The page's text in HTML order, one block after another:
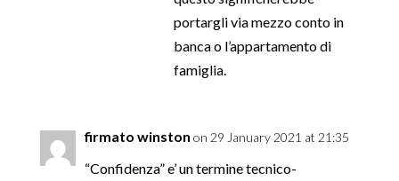
portargli via mezzo conto in
banca o l’appartamento di
famiglia.
firmato winston on 29 January 2021 at 21:35
“Confidenza” e’ un termine tecnico-